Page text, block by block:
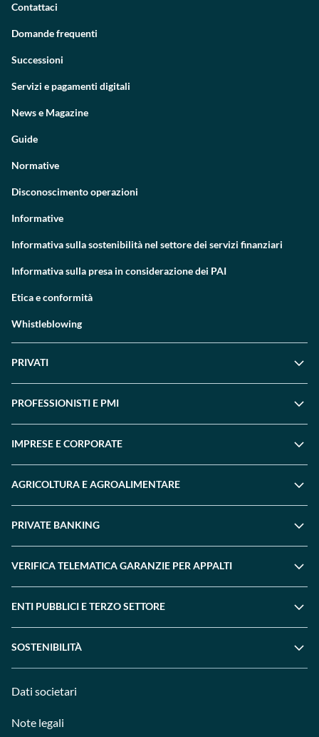
Contattaci
Domande frequenti
Successioni
Servizi e pagamenti digitali
News e Magazine
Guide
Normative
Disconoscimento operazioni
Informative
Informativa sulla sostenibilità nel settore dei servizi finanziari
Informativa sulla presa in considerazione dei PAI
Etica e conformità
Whistleblowing
PRIVATI
PROFESSIONISTI E PMI
IMPRESE E CORPORATE
AGRICOLTURA E AGROALIMENTARE
PRIVATE BANKING
VERIFICA TELEMATICA GARANZIE PER APPALTI
ENTI PUBBLICI E TERZO SETTORE
SOSTENIBILITÀ
Dati societari
Note legali